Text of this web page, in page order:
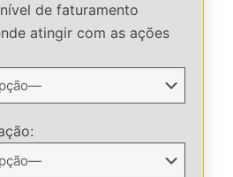
de faturamento
atingir com as ações